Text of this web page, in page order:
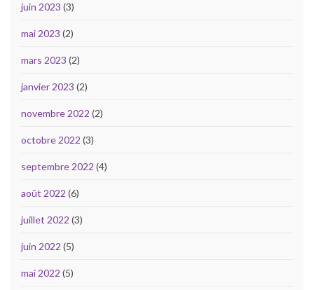
juin 2023 (3)
mai 2023 (2)
mars 2023 (2)
janvier 2023 (2)
novembre 2022 (2)
octobre 2022 (3)
septembre 2022 (4)
août 2022 (6)
juillet 2022 (3)
juin 2022 (5)
mai 2022 (5)